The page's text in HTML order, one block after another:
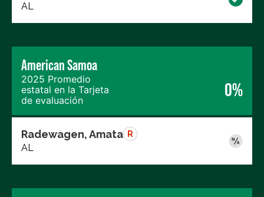
AL
American Samoa
2025 Promedio
estatal en la Tarjeta
de evaluación
0%
Radewagen, Amata R
AL